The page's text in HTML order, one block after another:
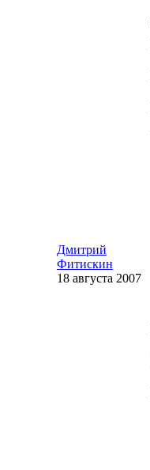
Дмитрий
Фитискин
18 августа 2007